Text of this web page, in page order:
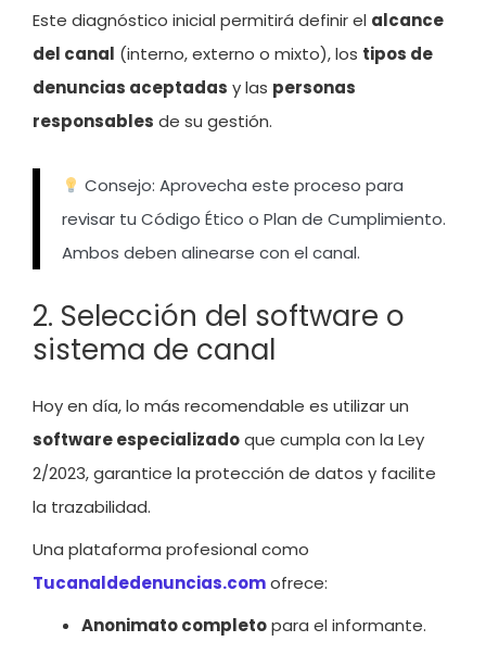
Este diagnóstico inicial permitirá definir el alcance
del canal (interno, externo o mixto), los tipos de
denuncias aceptadas y las personas
responsables de su gestión.
Consejo: Aprovecha este proceso para
revisar tu Código Ético o Plan de Cumplimiento.
Ambos deben alinearse con el canal.
2. Selección del software o
sistema de canal
Hoy en día, lo más recomendable es utilizar un
software especializadoque cumpla con la Ley
2/2023, garantice la protección de datos y facilite
la trazabilidad.
Una plataforma profesional como
Tucanaldedenuncias.comofrece:
Anonimato completopara el informante.